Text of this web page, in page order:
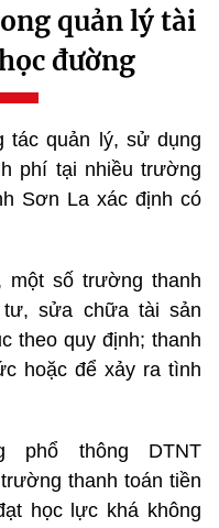
quản lý tài
đường
tác quản lý, sử dụng
phí tại nhiều trường
Sơn La xác định có
một số trường thanh
sửa chữa tài sản
theo quy định; thanh
hoặc để xảy ra tình
phổ thông DTNT
thanh toán tiền
học lực khá không